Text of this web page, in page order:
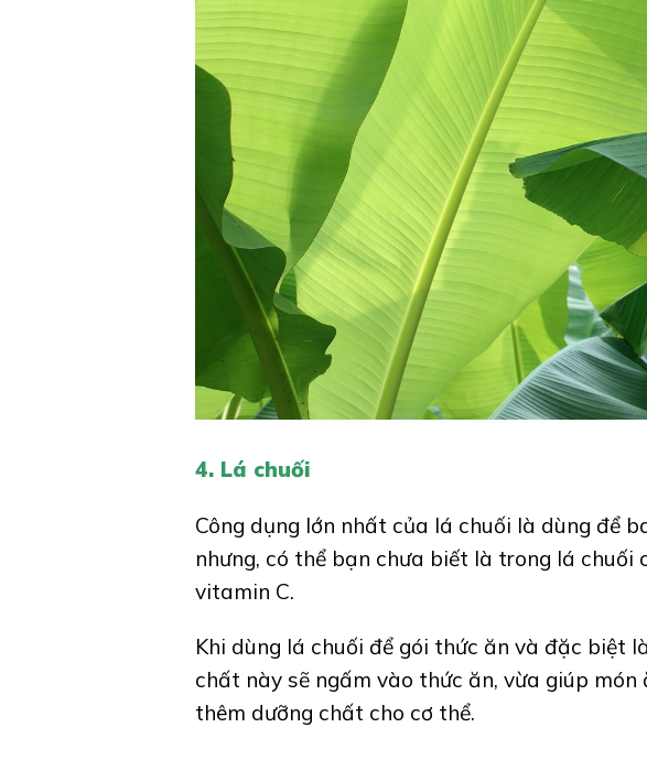
4. Lá chuối
Công dụng lớn nhất của lá chuối là dùng để
nhưng, có thể bạn chưa biết là trong lá chuối
vitamin C.
Khi dùng lá chuối để gói thức ăn và đặc biệt
chất này sẽ ngấm vào thức ăn, vừa giúp
thêm dưỡng chất cho cơ thể.